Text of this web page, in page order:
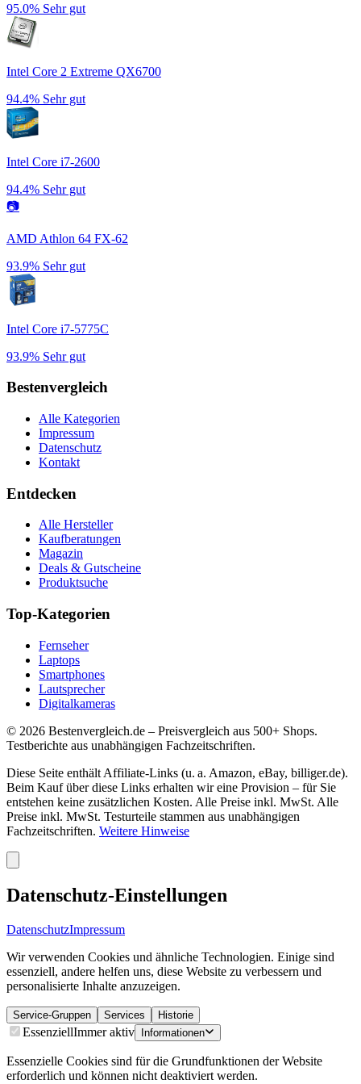
95.0% Sehr gut
Intel Core 2 Extreme QX6700
94.4% Sehr gut
Intel Core i7-2600
94.4% Sehr gut
📷
AMD Athlon 64 FX-62
93.9% Sehr gut
Intel Core i7-5775C
93.9% Sehr gut
Bestenvergleich
Alle Kategorien
Impressum
Datenschutz
Kontakt
Entdecken
Alle Hersteller
Kaufberatungen
Magazin
Deals & Gutscheine
Produktsuche
Top-Kategorien
Fernseher
Laptops
Smartphones
Lautsprecher
Digitalkameras
© 2026 Bestenvergleich.de – Preisvergleich aus 500+ Shops.
Testberichte aus unabhängigen Fachzeitschriften.
Diese Seite enthält Affiliate-Links (u. a. Amazon, eBay, billiger.de).
Beim Kauf über diese Links erhalten wir eine Provision – für Sie
entstehen keine zusätzlichen Kosten. Alle Preise inkl. MwSt. Alle
Preise inkl. MwSt. Testurteile stammen aus unabhängigen
Fachzeitschriften. Weitere Hinweise
Datenschutz-Einstellungen
DatenschutzImpressum
Wir verwenden Cookies und ähnliche Technologien. Einige sind
essenziell, andere helfen uns, diese Website zu verbessern und
personalisierte Inhalte anzuzeigen.
Service-Gruppen Services Historie
EssenziellImmer aktiv Informationen
Essenzielle Cookies sind für die Grundfunktionen der Website
erforderlich und können nicht deaktiviert werden.